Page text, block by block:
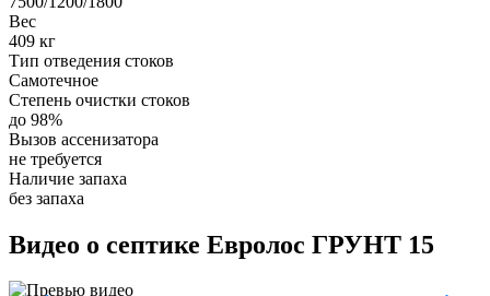
Вес
409 кг
Тип отведения стоков
Самотечное
Степень очистки стоков
до 98%
Вызов ассенизатора
не требуется
Наличие запаха
без запаха
Видео о септике Евролос ГРУНТ 15